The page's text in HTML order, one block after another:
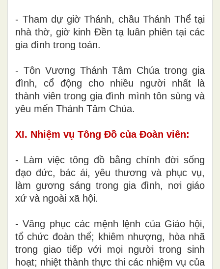
- Tham dự giờ Thánh, chầu Thánh Thể tại
nhà thờ, giờ kinh Đền tạ luân phiên tại các
gia đình trong toán.
- Tôn Vương Thánh Tâm Chúa trong gia
đình, cổ động cho nhiều người nhất là
thành viên trong gia đình mình tôn sùng và
yêu mến Thánh Tâm Chúa.
XI. Nhiệm vụ Tông Đồ của Đoàn viên:
- Làm việc tông đồ bằng chính đời sống
đạo đức, bác ái, yêu thương và phục vụ,
làm gương sáng trong gia đình, nơi giáo
xứ và ngoài xã hội.
- Vâng phục các mệnh lệnh của Giáo hội,
tổ chức đoàn thể; khiêm nhượng, hòa nhã
trong giao tiếp với mọi người trong sinh
hoạt; nhiệt thành thực thi các nhiệm vụ của